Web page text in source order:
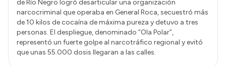
de Río Negro logró desarticular una organización
narcocriminal que operaba en General Roca, secuestró más
de 10 kilos de cocaína de máxima pureza y detuvo a tres
personas. El despliegue, denominado “Ola Polar”,
representó un fuerte golpe al narcotráfico regional y evitó
que unas 55.000 dosis llegaran a las calles.